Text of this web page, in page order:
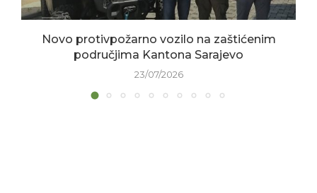
Novo protivpožarno vozilo na zaštićenim
područjima Kantona Sarajevo
23/07/2026